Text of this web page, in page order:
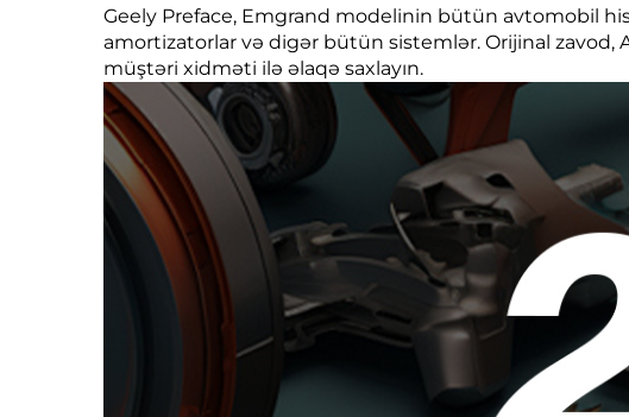
Geely Preface, Emgrand modelinin bütün avtomobil
amortizatorlar və digər bütün sistemlər. Orijinal
müştəri xidməti ilə əlaqə saxlayın.